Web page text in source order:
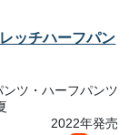
ッチハーフパン
ンツ・ハーフパンツ
2022年発売